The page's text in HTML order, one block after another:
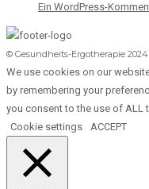
Ein WordPress-
© Gesundheits-Ergotherapie 2024
We use cookies on our
by remembering your
you consent to the use of ALL
Cookie settings
ACCEPT